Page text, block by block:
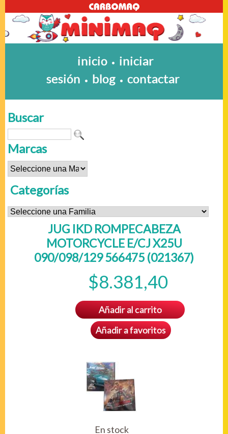
inicio • iniciar
sesión • blog • contactar
Buscar
Marcas
Categorías
JUG IKD ROMPECABEZA
MOTORCYCLE E/CJ X25U
090/098/129 566475 (021367)
$8.381,40
Añadir al carrito
Añadir a favoritos
En stock